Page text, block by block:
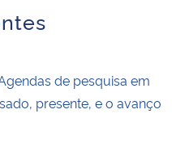
de pesquisa em
presente, e o avanço